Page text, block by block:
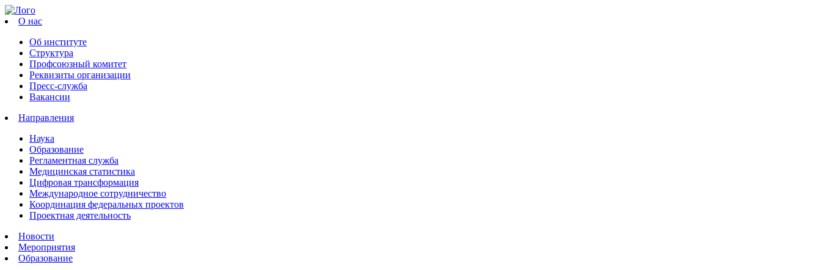
О нас
Об институте
Структура
Профсоюзный комитет
Реквизиты организации
Пресс-служба
Вакансии
Направления
Наука
Образование
Регламентная служба
Медицинская статистика
Цифровая трансформация
Международное сотрудничество
Координация федеральных проектов
Проектная деятельность
Новости
Мероприятия
Образование